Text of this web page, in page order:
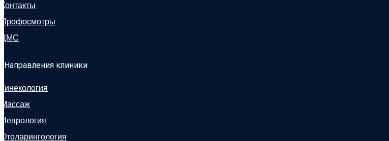
Контакты
Профосмотры
ДМС
Направления клиники
Гинекология
Массаж
Неврология
Отоларингология